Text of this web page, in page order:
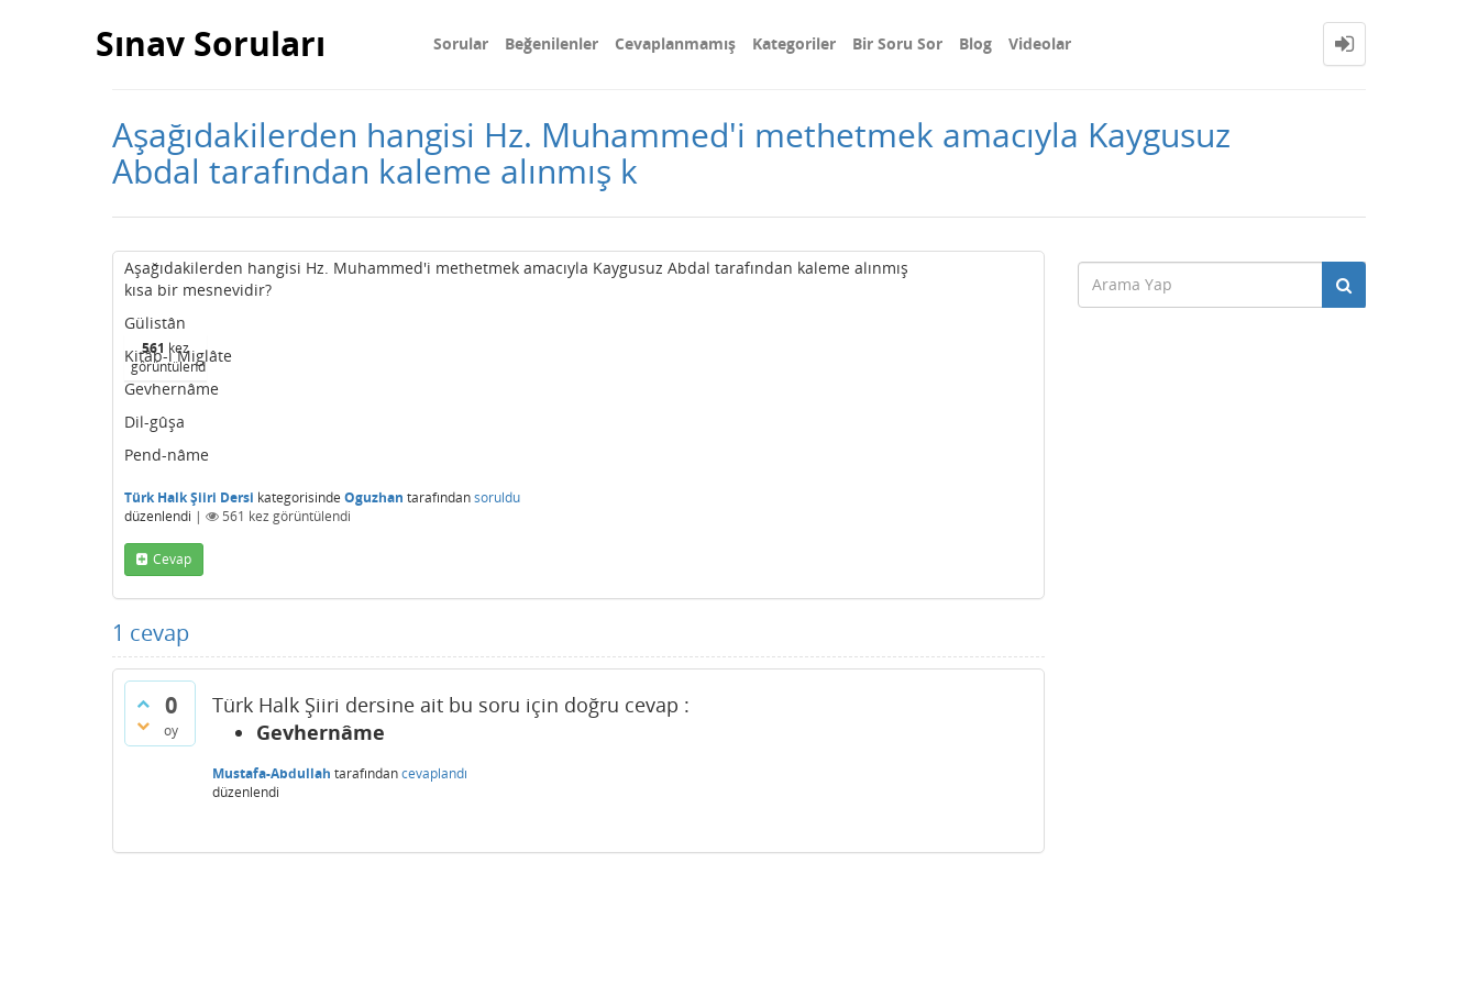
Sınav Soruları Sorular Beğenilenler Cevaplanmamış Kategoriler Bir Soru Sor Blog Videolar
Aşağıdakilerden hangisi Hz. Muhammed'i methetmek amacıyla Kaygusuz
Abdal tarafından kaleme alınmış k
561 kez
görüntülendi
Aşağıdakilerden hangisi Hz. Muhammed'i methetmek amacıyla Kaygusuz Abdal tarafından kaleme alınmış
kısa bir mesnevidir?
Gülistân
Kitâb-ı Miglâte
Gevhernâme
Dil-gûşa
Pend-nâme
Türk Halk Şiiri Dersi kategorisinde Oguzhan tarafındansoruldu
düzenlendi | 561 kez görüntülendi
Cevap
1 cevap
0
oy
Türk Halk Şiiri dersine ait bu soru için doğru cevap :
Gevhernâme
Mustafa-Abdullah tarafındancevaplandı
düzenlendi